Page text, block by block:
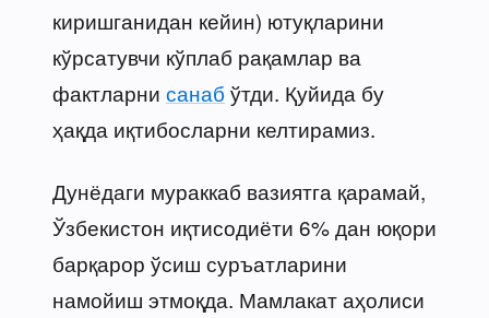
киришганидан кейин) ютуқларини
кўрсатувчи кўплаб рақамлар ва
фактларни санаб ўтди. Қуйида бу
ҳақда иқтибосларни келтирамиз.
Дунёдаги мураккаб вазиятга қарамай,
Ўзбекистон иқтисодиёти 6% дан юқори
барқарор ўсиш суръатларини
намойиш этмоқда. Мамлакат аҳолиси